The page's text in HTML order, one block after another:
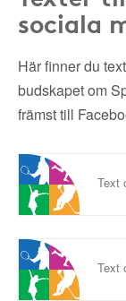
sociala
Här finner du
budskapet om
främst till
Text
Text